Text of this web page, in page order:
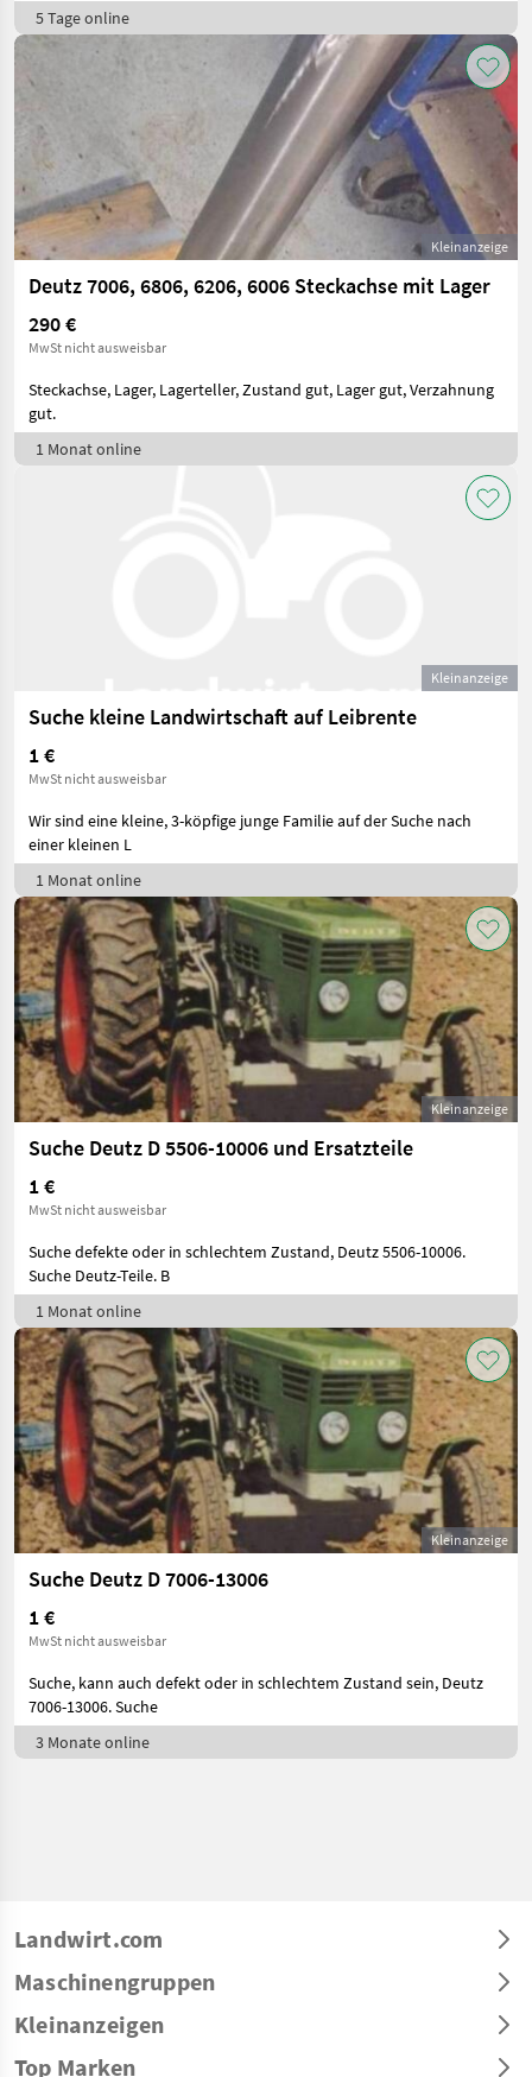
5 Tage online
Kleinanzeige
Deutz 7006, 6806, 6206, 6006 Steckachse mit Lager
290 €
MwSt nicht ausweisbar
Steckachse, Lager, Lagerteller, Zustand gut, Lager gut, Verzahnung
gut.
1 Monat online
Kleinanzeige
Suche kleine Landwirtschaft auf Leibrente
1 €
MwSt nicht ausweisbar
Wir sind eine kleine, 3-köpfige junge Familie auf der Suche nach
einer kleinen L
1 Monat online
Kleinanzeige
Suche Deutz D 5506-10006 und Ersatzteile
1 €
MwSt nicht ausweisbar
Suche defekte oder in schlechtem Zustand, Deutz 5506-10006.
Suche Deutz-Teile. B
1 Monat online
Kleinanzeige
Suche Deutz D 7006-13006
1 €
MwSt nicht ausweisbar
Suche, kann auch defekt oder in schlechtem Zustand sein, Deutz
7006-13006. Suche
3 Monate online
Landwirt.com
Maschinengruppen
Kleinanzeigen
Top Marken